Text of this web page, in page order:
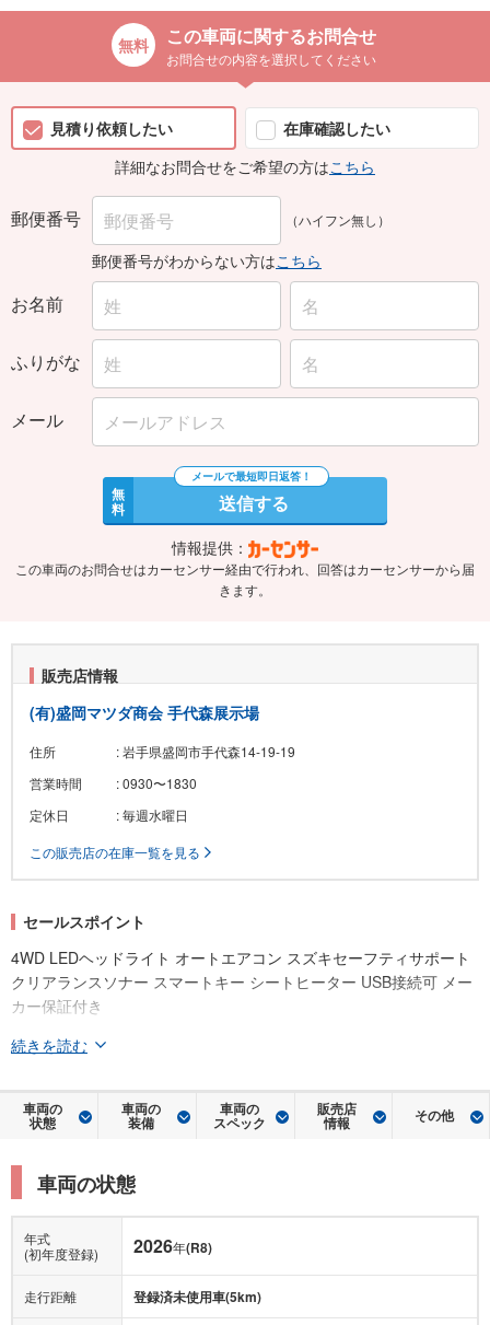
この車両に関するお問合せ
お問合せの内容を選択してください
見積り依頼したい
在庫確認したい
詳細なお問合せをご希望の方はこちら
郵便番号 （ハイフン無し）
郵便番号がわからない方はこちら
お名前
ふりがな
メール
無
料 送信する
情報提供：
この車両のお問合せはカーセンサー経由で行われ、回答はカーセンサーから届
きます。
販売店情報
(有)盛岡マツダ商会 手代森展示場
住所
: 岩手県盛岡市手代森14-19-19
営業時間
: 0930〜1830
定休日
: 毎週水曜日
この販売店の在庫一覧を見る
セールスポイント
4WD LEDヘッドライト オートエアコン スズキセーフティサポート
クリアランスソナー スマートキー シートヒーター USB接続可 メー
カー保証付き
続きを読む
車両の
状態
車両の
装備
車両の
スペック
販売店
情報 その他
車両の状態
年式
(初年度登録)
2026年(R8)
走行距離 登録済未使用車(5km)